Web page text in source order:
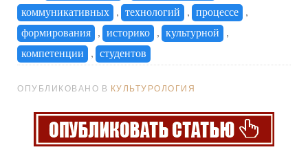
коммуникативных , технологий , процессе ,
формирования , историко , культурной
,
компетенции
, студентов
ОПУБЛИКОВАНО В КУЛЬТУРОЛОГИЯ